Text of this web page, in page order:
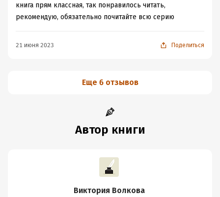
книга прям классная, так понравилось читать,
рекомендую, обязательно почитайте всю серию
21 июня 2023 Поделиться
Еще 6 отзывов
Автор книги
Виктория Волкова